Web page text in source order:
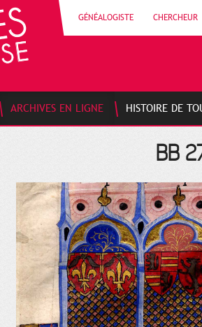
GÉNÉALOGISTE CHERCHEUR
ARCHIVES EN LIGNE HISTOIRE DE
BB